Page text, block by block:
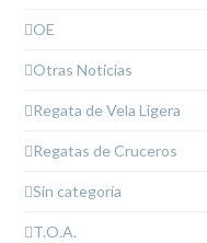
OE
Otras Noticias
Regata de Vela Ligera
Regatas de Cruceros
Sin categoría
T.O.A.